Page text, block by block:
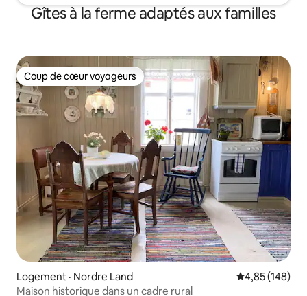
Gîtes à la ferme adaptés aux familles
Coup de cœur voyageurs
Coup de cœur voyageurs
Logement · Nordre Land Note
4,85 (148)
Maison historique dans un cadre rural